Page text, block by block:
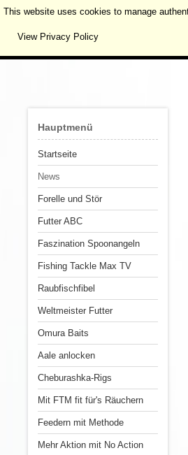
Hauptmenü
Startseite
News
Forelle und Stör
Futter ABC
Faszination Spoonangeln
Fishing Tackle Max TV
Raubfischfibel
Weltmeister Futter
Omura Baits
Aale anlocken
Cheburashka-Rigs
Mit FTM fit für's Räuchern
Feedern mit Methode
Mehr Aktion mit No Action
This website uses cookies to manage
View Privacy Policy